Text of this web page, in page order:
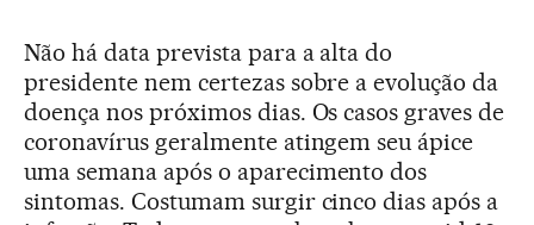
Não há data prevista para a alta do
presidente nem certezas sobre a evolução da
doença nos próximos dias. Os casos graves de
coronavírus geralmente atingem seu ápice
uma semana após o aparecimento dos
sintomas. Costumam surgir cinco dias após a